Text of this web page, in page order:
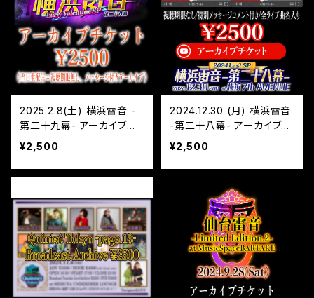
2025.2.8(土) 横浜雷音 -
第二十九幕- アーカイブチ
ケット
¥2,500
2024.12.30 (月) 横浜雷音
-第二十八幕- アーカイブチ
ケット
¥2,500